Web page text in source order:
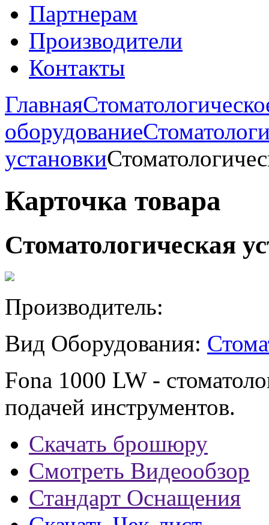
Партнерам
Производители
Контакты
Главная
оборудование
установки
Карточка товара
Стоматологическая
Производитель:
Вид Оборудования:
Fona 1000 LW -
подачей инструментов.
Скачать брошюру
Смотреть Видеообзор
Стандарт Оснащения